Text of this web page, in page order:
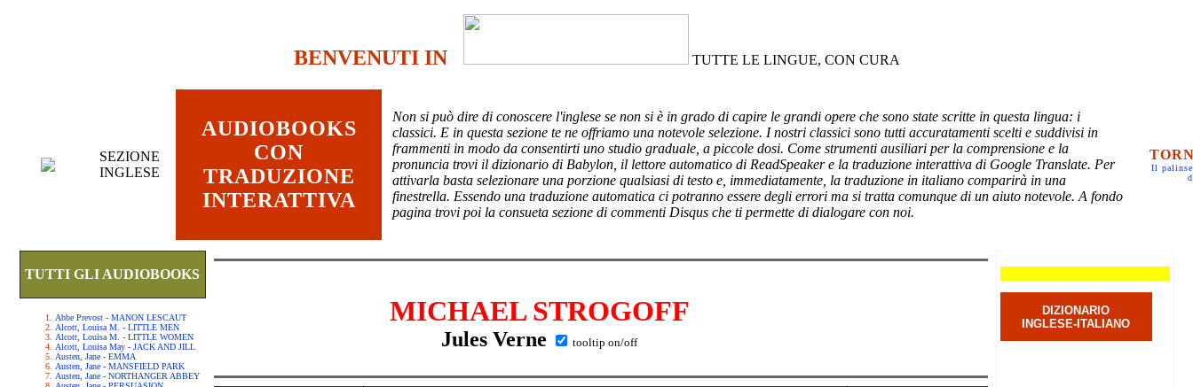
BENVENUTI IN TUTTE LE LINGUE, CON CURA
SEZIONE
INGLESE
AUDIOBOOKS
CON
TRADUZIONE
INTERATTIVA
Non si può dire di conoscere l'inglese se non si è in grado di capire le grandi opere che sono state scritte in questa lingua: i
classici. E in questa sezione te ne offriamo una notevole selezione. I nostri classici sono tutti accuratamenti scelti e suddivisi in
frammenti in modo da consentirti uno studio graduale, a piccole dosi. Come strumenti ausiliari per la comprensione e la
pronuncia trovi il dizionario di Babylon, il lettore automatico di ReadSpeaker e la traduzione interattiva di Google Translate. Per
attivarla basta selezionare una porzione qualsiasi di testo e, immediatamente, la traduzione in italiano comparirà in una
finestrella. Essendo una traduzione automatica ci potranno essere degli errori ma si tratta comunque di un aiuto notevole. A fondo
pagina trovi poi la consueta sezione di commenti Disqus che ti permette di dialogare con noi.
Il
TUTTI GLI AUDIOBOOKS
Abbe Prevost - MANON LESCAUT
Alcott, Louisa M. - LITTLE MEN
Alcott, Louisa M. - LITTLE WOMEN
Alcott, Louisa May - JACK AND JILL
Austen, Jane - EMMA
Austen, Jane - MANSFIELD PARK
Austen, Jane - NORTHANGER ABBEY
MICHAEL STROGOFF
Jules Verne tooltip on/off
DIZIONARIO
INGLESE-ITALIANO